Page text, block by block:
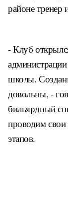
районе
- Клуб
школы.
довольны, -
бильярдный
проводим свои
этапов.